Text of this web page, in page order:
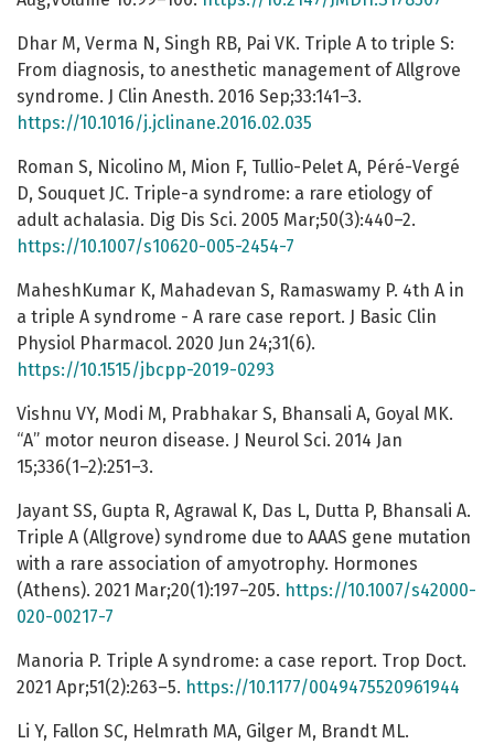
Dhar M, Verma N, Singh RB, Pai VK. Triple A to triple S:
From diagnosis, to anesthetic management of Allgrove
syndrome. J Clin Anesth. 2016 Sep;33:141–3.
https://10.1016/j.jclinane.2016.02.035
Roman S, Nicolino M, Mion F, Tullio-Pelet A, Péré-Vergé
D, Souquet JC. Triple-a syndrome: a rare etiology of
adult achalasia. Dig Dis Sci. 2005 Mar;50(3):440–2.
https://10.1007/s10620-005-2454-7
MaheshKumar K, Mahadevan S, Ramaswamy P. 4th A in
a triple A syndrome - A rare case report. J Basic Clin
Physiol Pharmacol. 2020 Jun 24;31(6).
https://10.1515/jbcpp-2019-0293
Vishnu VY, Modi M, Prabhakar S, Bhansali A, Goyal MK.
“A” motor neuron disease. J Neurol Sci. 2014 Jan
15;336(1–2):251–3.
Jayant SS, Gupta R, Agrawal K, Das L, Dutta P, Bhansali A.
Triple A (Allgrove) syndrome due to AAAS gene mutation
with a rare association of amyotrophy. Hormones
(Athens). 2021 Mar;20(1):197–205. https://10.1007/s42000-
020-00217-7
Manoria P. Triple A syndrome: a case report. Trop Doct.
2021 Apr;51(2):263–5. https://10.1177/0049475520961944
Li Y, Fallon SC, Helmrath MA, Gilger M, Brandt ML.